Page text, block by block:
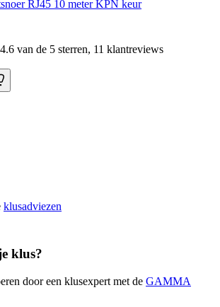
RJ45 10 meter KPN keur
van de 5 sterren, 11 klantreviews
klusadviezen
klus?
door een klusexpert met de GAMMA